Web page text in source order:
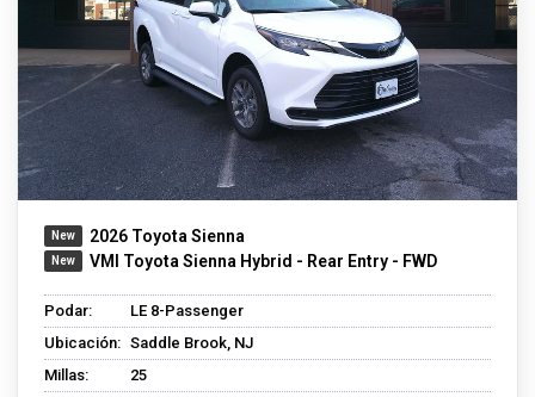
2026 Toyota Sienna
VMI Toyota Sienna Hybrid - Rear Entry - FWD
Podar:
LE 8-Passenger
Ubicación: Saddle Brook, NJ
Millas:
25